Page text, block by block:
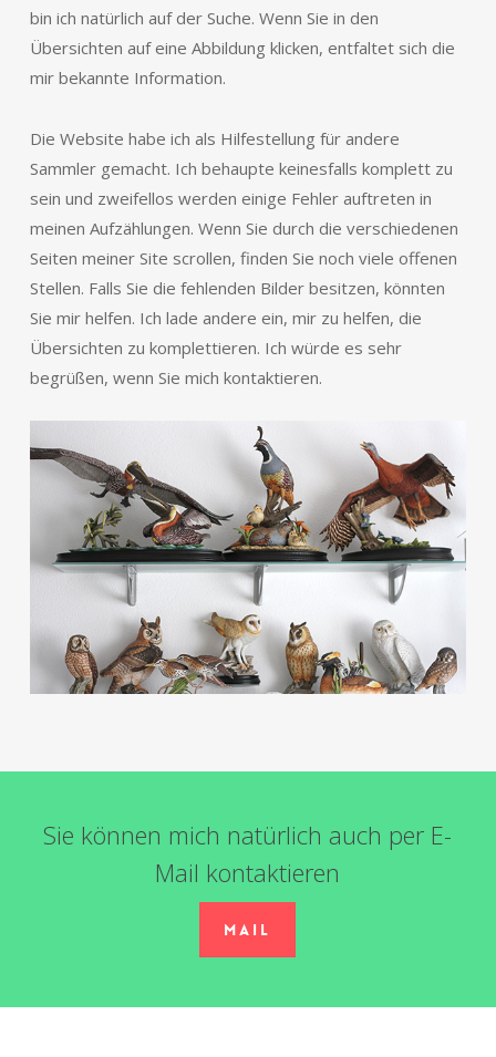
bin ich natürlich auf der Suche. Wenn Sie in den
Übersichten auf eine Abbildung klicken, entfaltet sich die
mir bekannte Information.
Die Website habe ich als Hilfestellung für andere
Sammler gemacht. Ich behaupte keinesfalls komplett zu
sein und zweifellos werden einige Fehler auftreten in
meinen Aufzählungen. Wenn Sie durch die verschiedenen
Seiten meiner Site scrollen, finden Sie noch viele offenen
Stellen. Falls Sie die fehlenden Bilder besitzen, könnten
Sie mir helfen. Ich lade andere ein, mir zu helfen, die
Übersichten zu komplettieren. Ich würde es sehr
begrüßen, wenn Sie mich kontaktieren.
Sie können mich natürlich auch per E-
Mail kontaktieren
Mail